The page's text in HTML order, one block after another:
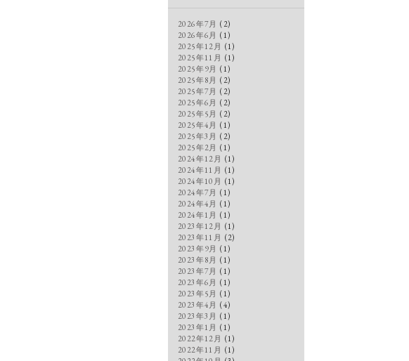
2026年7月 (2)
2026年6月 (1)
2025年12月 (1)
2025年11月 (1)
2025年9月 (1)
2025年8月 (2)
2025年7月 (2)
2025年6月 (2)
2025年5月 (2)
2025年4月 (1)
2025年3月 (2)
2025年2月 (1)
2024年12月 (1)
2024年11月 (1)
2024年10月 (1)
2024年7月 (1)
2024年4月 (1)
2024年1月 (1)
2023年12月 (1)
2023年11月 (2)
2023年9月 (1)
2023年8月 (1)
2023年7月 (1)
2023年6月 (1)
2023年5月 (1)
2023年4月 (4)
2023年3月 (1)
2023年1月 (1)
2022年12月 (1)
2022年11月 (1)